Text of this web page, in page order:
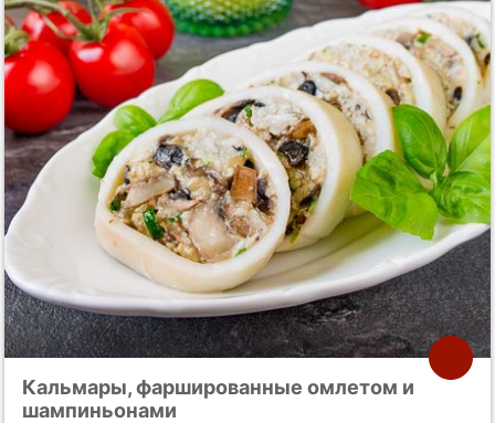
Кальмары, фаршированные омлетом и
шампиньонами